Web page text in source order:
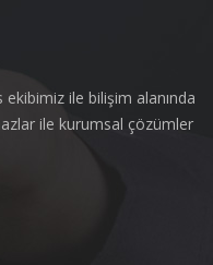
ile bilişim alanında
ile kurumsal çözümler